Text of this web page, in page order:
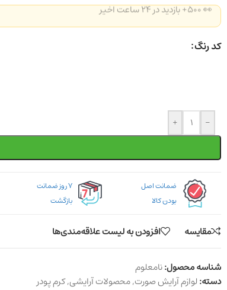
👀 500+ بازدید در ۲۴ ساعت اخیر
کد رنگ
-
+
ضمانت اصل
بودن کالا
۷ روز ضمانت
بازگشت
مقایسه افزودن به لیست علاقه‌مندی‌ها
شناسه محصول:نامعلوم
دسته:لوازم آرایش صورت,محصولات آرایشی,کرم پودر